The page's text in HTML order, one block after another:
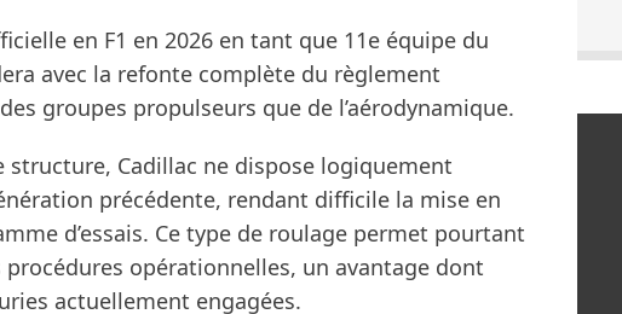
en F1 en 2026 en tant que 11e équipe du
avec la refonte complète du règlement
groupes propulseurs que de l’aérodynamique.
Cadillac ne dispose logiquement
précédente, rendant difficile la mise en
d’essais. Ce type de roulage permet pourtant
procédures opérationnelles, un avantage dont
actuellement engagées.